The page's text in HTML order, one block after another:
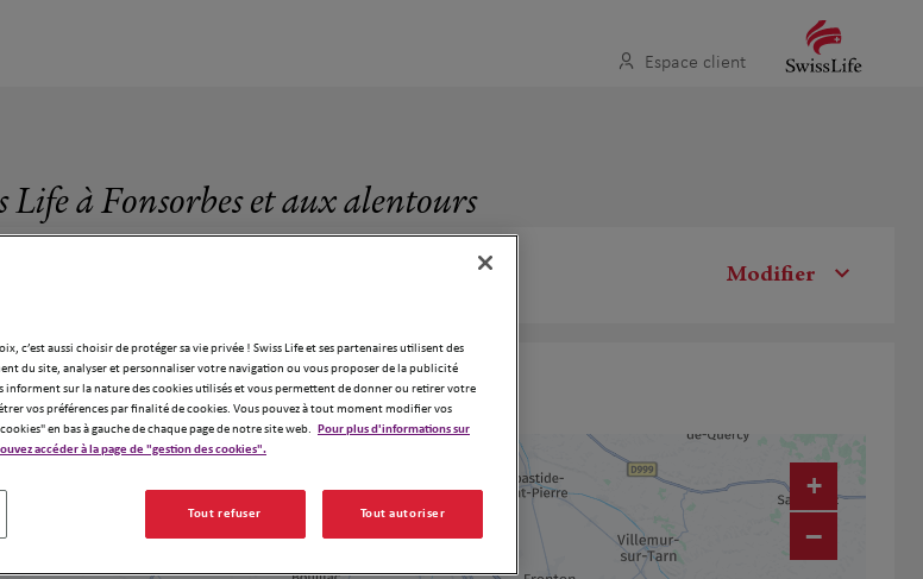
Espace client
Life à Fonsorbes et aux alentours
Modifier
Swiss Life à Fonsorbes
+
−
c’est aussi choisir de protéger sa vie privée ! Swiss Life et ses partenaires utilisent des
du site, analyser et personnaliser votre navigation ou vous proposer de la publicité
informent sur la nature des cookies utilisés et vous permettent de donner ou retirer votre
vos préférences par finalité de cookies. Vous pouvez à tout moment modifier vos
en bas à gauche de chaque page de notre site web.
Pour plus d'informations sur
accéder à la page de "gestion des cookies".
Tout refuser Tout autoriser